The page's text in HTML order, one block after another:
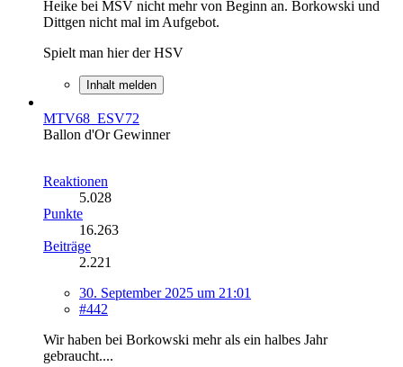
Heike bei MSV nicht mehr von Beginn an. Borkowski und
Dittgen nicht mal im Aufgebot.
Spielt man hier der HSV
Inhalt melden
MTV68_ESV72
Ballon d'Or Gewinner
Reaktionen
5.028
Punkte
16.263
Beiträge
2.221
30. September 2025 um 21:01
#442
Wir haben bei Borkowski mehr als ein halbes Jahr
gebraucht....